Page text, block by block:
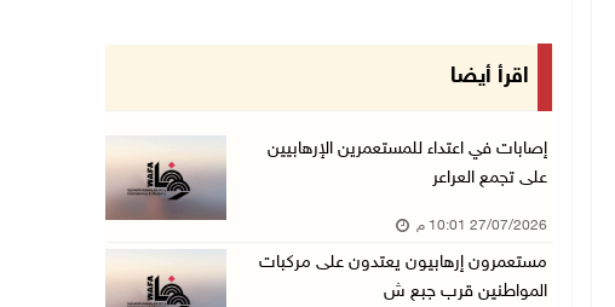
اقرأ أيضا
إصابات في اعتداء للمستعمرين الإرهابيين
على تجمع العراعر
27/07/2026 10:01 م
مستعمرون إرهابيون يعتدون على مركبات
المواطنين قرب جبع ش